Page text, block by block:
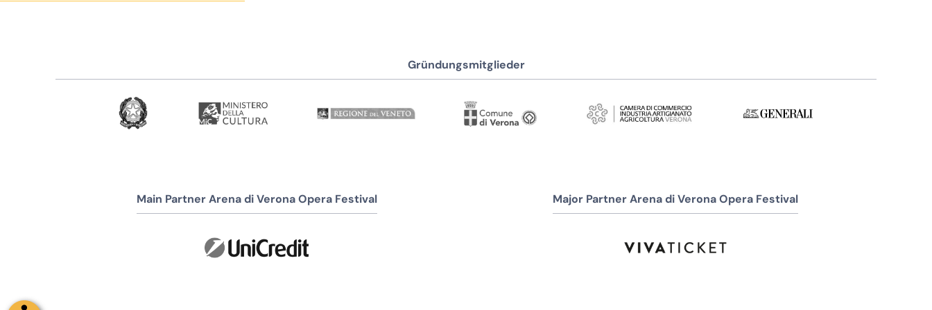
Gründungsmitglieder
Main Partner Arena di Verona Opera Festival Major Partner Arena di Verona Opera Festival